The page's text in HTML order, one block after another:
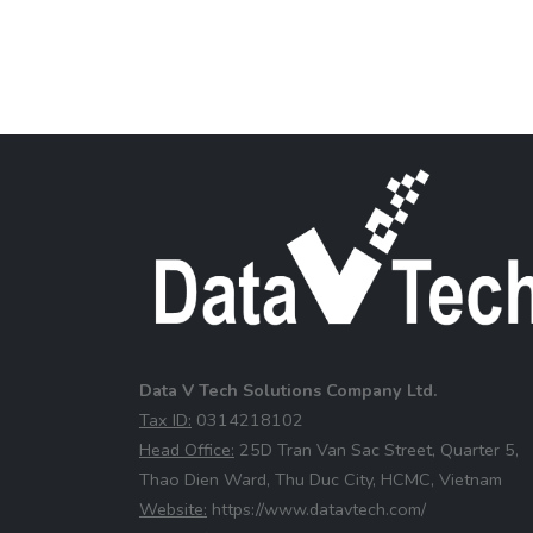
Data V Tech Solutions Company Ltd.
⁠Tax ID: 0314218102
⁠Head Office: 25D Tran Van Sac Street, Quarter 5,
Thao Dien Ward, Thu Duc City, HCMC, Vietnam
⁠Website: https://www.datavtech.com/